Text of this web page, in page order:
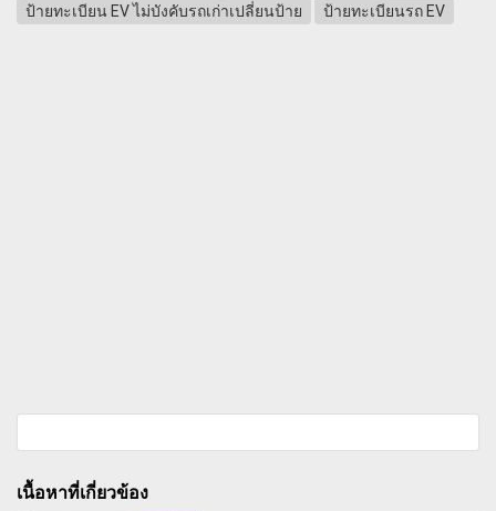
ป้ายทะเบียน EV ไม่บังคับรถเก่าเปลี่ยนป้าย
ป้ายทะเบียนรถ EV
เนื้อหาที่เกี่ยวข้อง